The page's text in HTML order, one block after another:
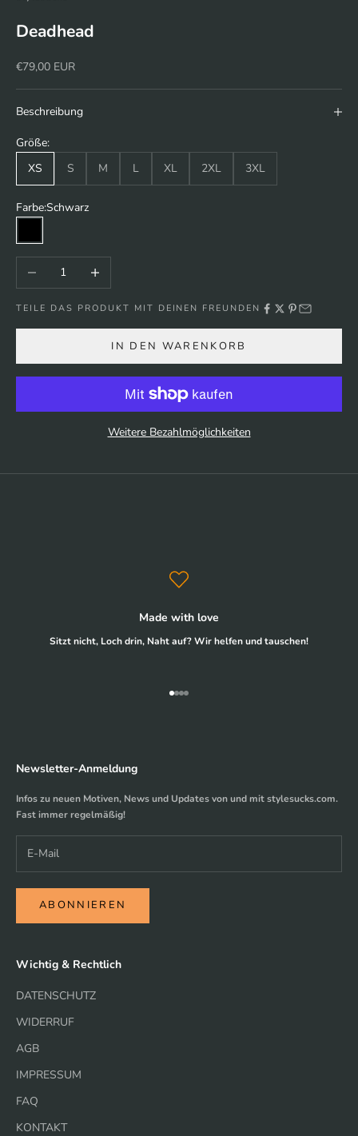
Deadhead
Angebot
€79,00 EUR
Beschreibung
Größe:
XS
S M L XL 2XL 3XL
Farbe:Schwarz
Schwarz
Anzahl verringernAnzahl erhöhen
TEILE DAS PRODUKT MIT DEINEN FREUNDEN
IN DEN WARENKORB
Weitere Bezahlmöglichkeiten
Made with love
Sitzt nicht, Loch drin, Naht auf? Wir helfen und tauschen!
Gehe zu Element 1
Gehe zu Element 2
Gehe zu Element 3
Gehe zu Element 4
Newsletter-Anmeldung
Infos zu neuen Motiven, News und Updates von und mit stylesucks.com.
Fast immer regelmäßig!
ABONNIEREN
Wichtig & Rechtlich
DATENSCHUTZ
WIDERRUF
AGB
IMPRESSUM
FAQ
KONTAKT